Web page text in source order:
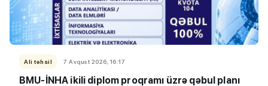
Ali təhsil 7 Avqust 2026, 16:17
BMU-İNHA ikili diplom proqramı üzrə qəbul planı